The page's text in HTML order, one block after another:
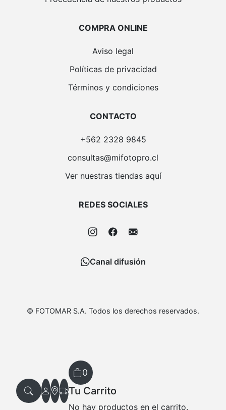
COMPRA ONLINE
Aviso legal
Políticas de privacidad
Términos y condiciones
CONTACTO
+562 2328 9845
consultas@mifotopro.cl
Ver nuestras tiendas aquí
REDES SOCIALES
Canal difusión
© FOTOMAR S.A. Todos los derechos reservados.
0
Tu Carrito
No hay productos en el carrito.